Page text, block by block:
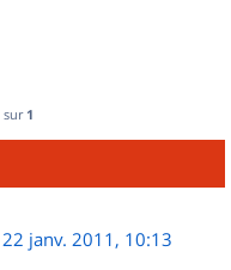
sur 1
22 janv. 2011, 10:13